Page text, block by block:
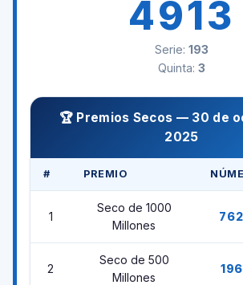
4913
Serie: 193
Quinta: 3
🏆 Premios Secos — 30 de
2025
# PREMIO
1
Seco de 1000
Millones
2
Seco de 500
Millones